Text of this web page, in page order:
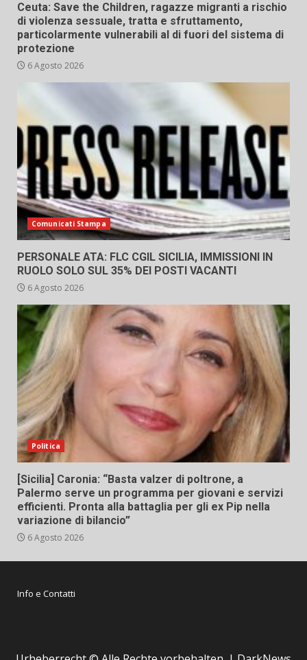
Ceuta: Save the Children, ragazze migranti a rischio
di violenza sessuale, tratta e sfruttamento,
particolarmente vulnerabili al di fuori del sistema di
protezione
6 Agosto 2026
Comunicati Stampa
PERSONALE ATA: FLC CGIL SICILIA, IMMISSIONI IN
RUOLO SOLO SUL 35% DEI POSTI VACANTI
6 Agosto 2026
Politica
[Sicilia] Caronia: “Basta valzer di poltrone, a
Palermo serve un programma per giovani e servizi
efficienti. Pronta alla battaglia per gli ex Pip nella
variazione di bilancio”
6 Agosto 2026
Info e Contatti